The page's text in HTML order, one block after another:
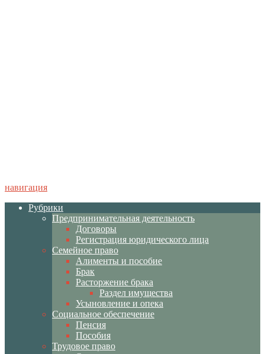
навигация
Рубрики
Предпринимательная деятельность
Договоры
Регистрация юридического лица
Семейное право
Алименты и пособие
Брак
Расторжение брака
Раздел имущества
Усыновление и опека
Социальное обеспечение
Пенсия
Пособия
Трудовое право